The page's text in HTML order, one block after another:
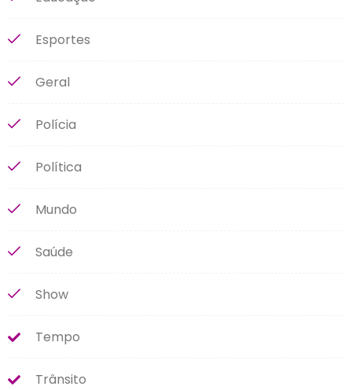
Esportes
Geral
Polícia
Política
Mundo
Saúde
Show
Tempo
Trânsito